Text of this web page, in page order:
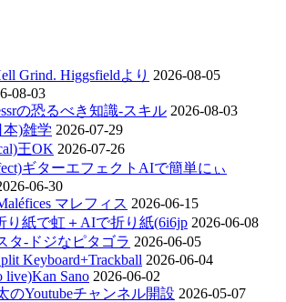
Grind. Higgsfieldより 2026-08-05
08-03
の恐るべき知識-スキル 2026-08-03
)雑学 2026-07-29
王OK 2026-07-26
ギターエフェクトAIで簡単にぃ
06-30
マレフィス 2026-06-15
り紙で虹＋AIで折り紙(6i6jp 2026-06-08
タ-ドジなピタゴラ 2026-06-05
Keyboard+Trackball 2026-06-04
live)Kan Sano 2026-06-02
のYoutubeチャンネル開設 2026-05-07